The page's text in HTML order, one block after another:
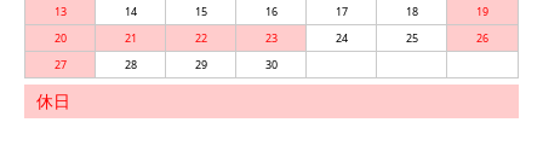
13
14 15 16 17 18
19
20
21 22 23 24 25
26
27
28 29 30
休日